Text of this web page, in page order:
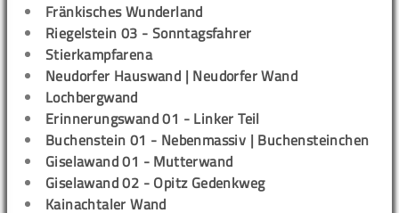
Fränkisches Wunderland
Riegelstein 03 - Sonntagsfahrer
Stierkampfarena
Neudorfer Hauswand | Neudorfer Wand
Lochbergwand
Erinnerungswand 01 - Linker Teil
Buchenstein 01 - Nebenmassiv | Buchensteinchen
Giselawand 01 - Mutterwand
Giselawand 02 - Opitz Gedenkweg
Kainachtaler Wand